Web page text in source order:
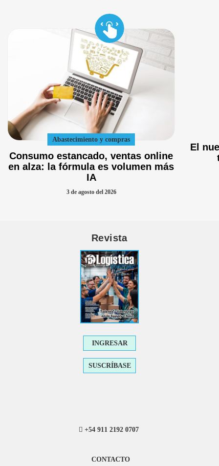
Abastecimiento y compras
Consumo estancado, ventas online
en alza: la fórmula es volumen más
IA
3 de agosto del 2026
El
Revista
INGRESAR
SUSCRÍBASE
+54 911 2192 0707
CONTACTO